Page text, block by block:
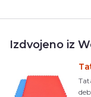
Izdvojeno iz